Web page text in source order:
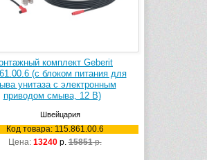
комплект Geberit
(с блоком питания для
унитаза с электронным
приводом смыва, 12 В)
Швейцария
Код товара: 115.861.00.6
Цена: 13240р.15851р.